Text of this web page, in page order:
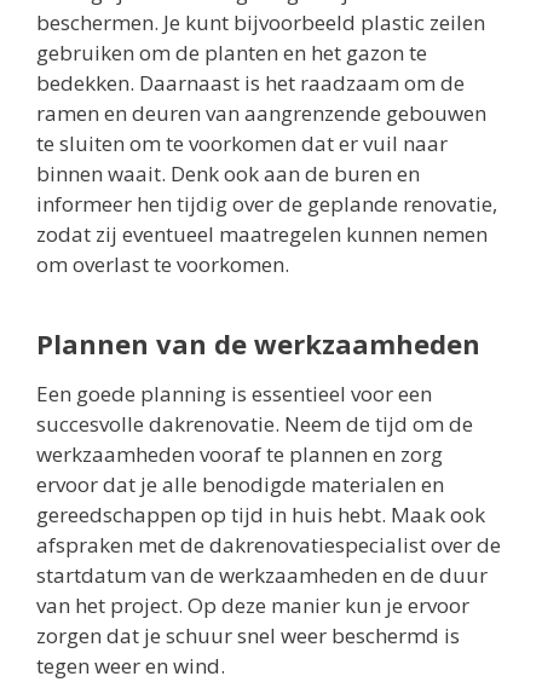
beschermen. Je kunt bijvoorbeeld plastic zeilen
gebruiken om de planten en het gazon te
bedekken. Daarnaast is het raadzaam om de
ramen en deuren van aangrenzende gebouwen
te sluiten om te voorkomen dat er vuil naar
binnen waait. Denk ook aan de buren en
informeer hen tijdig over de geplande renovatie,
zodat zij eventueel maatregelen kunnen nemen
om overlast te voorkomen.
Plannen van de werkzaamheden
Een goede planning is essentieel voor een
succesvolle dakrenovatie. Neem de tijd om de
werkzaamheden vooraf te plannen en zorg
ervoor dat je alle benodigde materialen en
gereedschappen op tijd in huis hebt. Maak ook
afspraken met de dakrenovatiespecialist over de
startdatum van de werkzaamheden en de duur
van het project. Op deze manier kun je ervoor
zorgen dat je schuur snel weer beschermd is
tegen weer en wind.